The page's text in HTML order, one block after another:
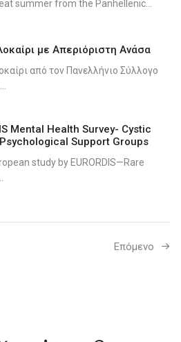
summer from the Panhellenic...
με Απεριόριστη Ανάσα
από τον Πανελλήνιο Σύλλογο
Mental Health Survey- Cystic
Support Groups
study by EURORDIS—Rare
Επόμενο